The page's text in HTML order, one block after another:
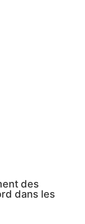
des
dans les